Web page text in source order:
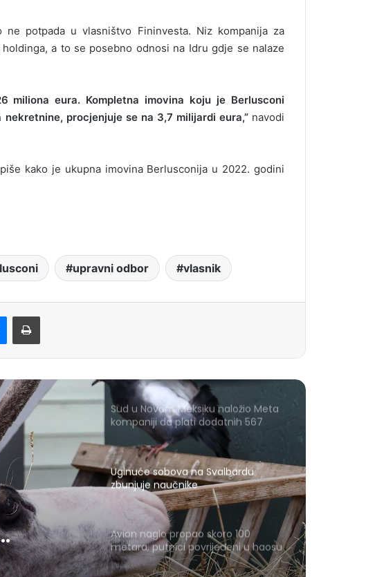
potpada u vlasništvo Fininvesta. Niz kompanija za
a to se posebno odnosi na Idru gdje se nalaze
miliona eura. Kompletna imovina koju je Berlusconi
procjenjuje se na 3,7 milijardi eura,”navodi
kako je ukupna imovina Berlusconija u 2022. godini
upravni odbor vlasnik
Sud u Novom Meksiku naložio Meta
kompaniji da plati dodatnih 567
miliona dolara zbog štete djeci
Uginuće sobova na Svalbardu
zbunjuje naučnike
Avion naglo propao skoro 100
metara, putnici povrijeđeni u haosu